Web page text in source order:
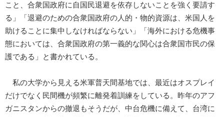
こと、合衆国政府に自国民退避を依存しないことを強く要請す
る」「退避のための合衆国政府の人的・物的資源は、米国人を
助けることに集中しなければならない」「海外における危機事
態においては、合衆国政府の第一義的な関心は合衆国市民の保
護である」と書かれている。
私の大学から見える米軍普天間基地では、最近はオスプレイ
だけでなく民間機が頻繁に離発着訓練をしている。昨年のアフ
ガニスタンからの撤退もそうだが、中台危機に備えて、台湾に